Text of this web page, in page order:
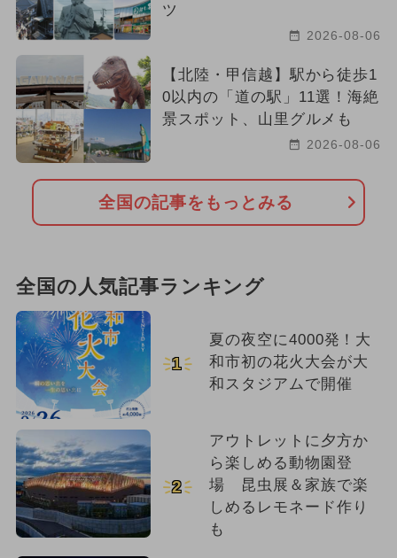
ツ
2026-08-06
【北陸・甲信越】駅から徒歩1
0以内の「道の駅」11選！海絶
景スポット、山里グルメも
2026-08-06
全国の記事をもっとみる
全国の人気記事ランキング
1
夏の夜空に4000発！大
和市初の花火大会が大
和スタジアムで開催
2
アウトレットに夕方か
ら楽しめる動物園登
場 昆虫展＆家族で楽
しめるレモネード作り
も